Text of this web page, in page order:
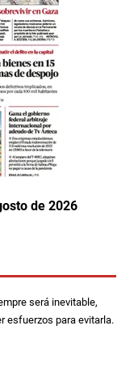
de 2026
será inevitable,
esfuerzos para evitarla.